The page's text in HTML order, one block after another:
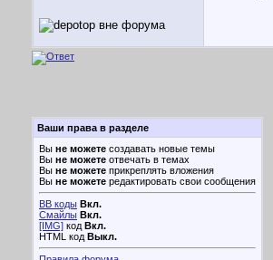
Ваши права в разделе
Вы не можете создавать новые темы
Вы не можете отвечать в темах
Вы не можете прикреплять вложения
Вы не можете редактировать свои сообщения
BB коды Вкл.
Смайлы Вкл.
[IMG] код Вкл.
HTML код Выкл.